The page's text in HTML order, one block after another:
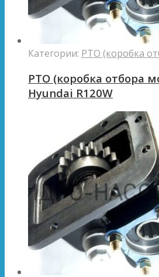
Категории: PTO (коробка
PTO (коробка отбора
Hyundai R120W